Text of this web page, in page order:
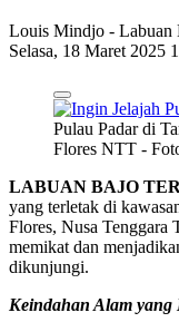
Louis Mindjo - Labuan
Selasa, 18 Maret 2025
Pulau Padar di
Flores NTT -
LABUAN BAJO
yang terletak di
Flores, Nusa Tenggara
memikat dan
dikunjungi.
Keindahan Alam yang